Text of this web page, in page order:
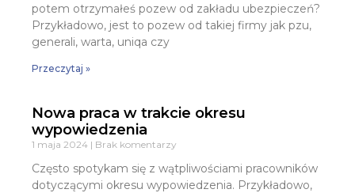
potem otrzymałeś pozew od zakładu ubezpieczeń?
Przykładowo, jest to pozew od takiej firmy jak pzu,
generali, warta, uniqa czy
Przeczytaj »
Nowa praca w trakcie okresu
wypowiedzenia
1 maja 2024 Brak komentarzy
Często spotykam się z wątpliwościami pracowników
dotyczącymi okresu wypowiedzenia. Przykładowo,